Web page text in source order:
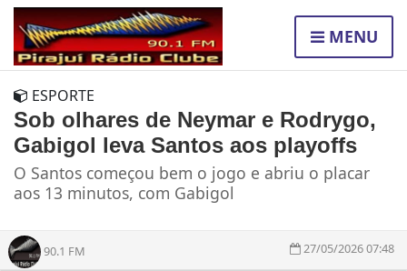
MENU
ESPORTE
Sob olhares de Neymar e Rodrygo,
Gabigol leva Santos aos playoffs
O Santos começou bem o jogo e abriu o placar
aos 13 minutos, com Gabigol
90.1 FM 27/05/2026 07:48